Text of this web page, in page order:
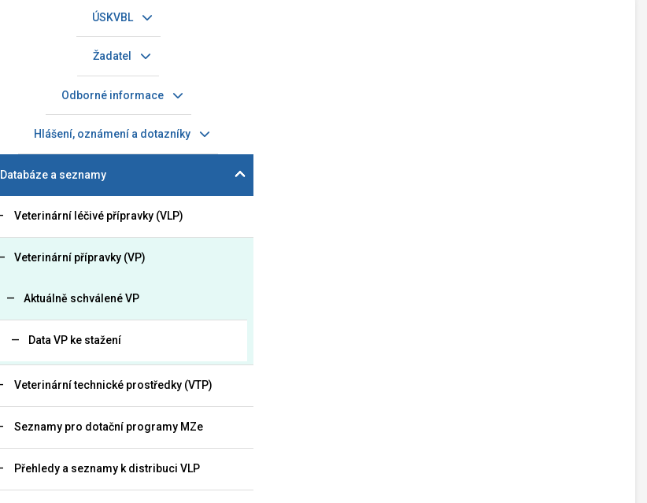
ÚSKVBL
Žadatel
Odborné informace
Hlášení, oznámení a dotazníky
Databáze a seznamy
Veterinární léčivé přípravky (VLP)
Veterinární přípravky (VP)
Aktuálně schválené VP
Data VP ke stažení
Veterinární technické prostředky (VTP)
Seznamy pro dotační programy MZe
Přehledy a seznamy k distribuci VLP